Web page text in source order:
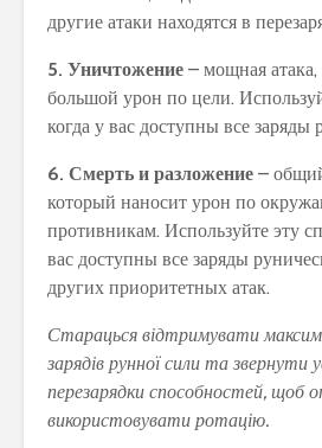
другие атаки находятся в
5. Уничтожение – мощная атака,
большой урон по цели.
когда у вас доступны все
6. Смерть и разложение –
который наносит урон по
противникам. Используйте эту
вас доступны все заряды
других приоритетных атак.
Старацься відтримувати
зарядів рунної сили та звернути
перезарядки способностей, щоб
використовувати ротацію.